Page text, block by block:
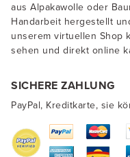
aus Alpakawolle oder
Handarbeit hergestellt
unserem virtuellen Shop
sehen und direkt online
SICHERE ZAHLUNG
PayPal, Kreditkarte, sie